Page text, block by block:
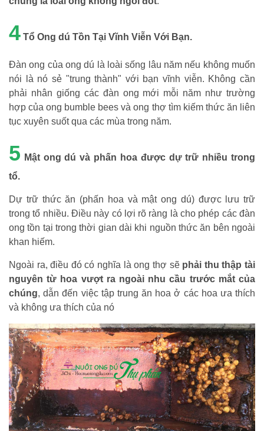
4 Tổ Ong dú Tồn Tại Vĩnh Viễn Với Bạn.
Đàn ong của ong dú là loài sống lâu năm nếu không muốn
nói là nó sẻ "trung thành" với bạn vĩnh viễn. Không cần
phải nhân giống các đàn ong mới mỗi năm như trường
hợp của ong bumble bees và ong thợ tìm kiếm thức ăn liên
tục xuyên suốt qua các mùa trong năm.
5 Mật ong dú và phấn hoa được dự trữ nhiều trong
tổ.
Dự trữ thức ăn (phấn hoa và mật ong dú) được lưu trữ
trong tổ nhiều. Điều này có lợi rõ ràng là cho phép các đàn
ong tồn tại trong thời gian dài khi nguồn thức ăn bên ngoài
khan hiếm.
Ngoài ra, điều đó có nghĩa là ong thợ sẽ phải thu thập tài
nguyên từ hoa vượt ra ngoài nhu cầu trước mắt của
chúng, dẫn đến việc tập trung ăn hoa ở các hoa ưa thích
và không ưa thích của nó